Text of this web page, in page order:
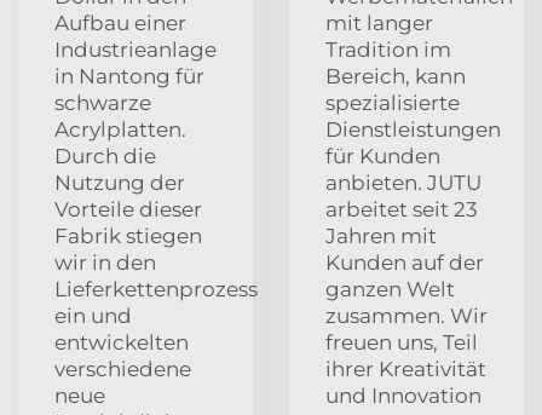
Aufbau einer
Industrieanlage
in Nantong für
schwarze
Acrylplatten.
Durch die
Nutzung der
Vorteile dieser
Fabrik stiegen
wir in den
Lieferkettenprozess
ein und
entwickelten
verschiedene
neue
mit langer
Tradition im
Bereich, kann
spezialisierte
Dienstleistungen
für Kunden
anbieten. JUTU
arbeitet seit 23
Jahren mit
Kunden auf der
ganzen Welt
zusammen. Wir
freuen uns, Teil
ihrer Kreativität
und Innovation